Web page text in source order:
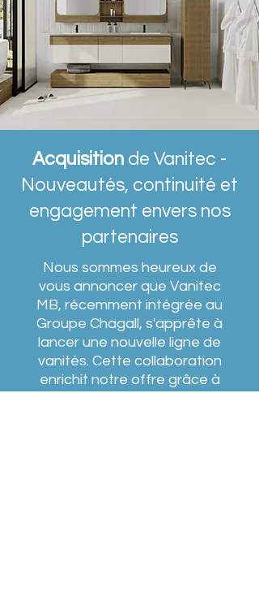
Acquisition de Vanitec -
Nouveautés, continuité et
engagement envers nos
partenaires
Nous sommes heureux de
vous annoncer que Vanitec
MB, récemment intégrée au
Groupe Chagall, s'apprête à
lancer une nouvelle ligne de
vanités. Cette collaboration
enrichit notre offre grâce à